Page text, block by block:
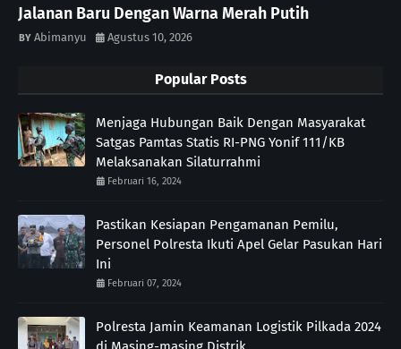
Jalanan Baru Dengan Warna Merah Putih
Abimanyu Agustus 10, 2026
Popular Posts
Menjaga Hubungan Baik Dengan Masyarakat
Satgas Pamtas Statis RI-PNG Yonif 111/KB
Melaksanakan Silaturrahmi
Februari 16, 2024
Pastikan Kesiapan Pengamanan Pemilu,
Personel Polresta Ikuti Apel Gelar Pasukan Hari
Ini
Februari 07, 2024
Polresta Jamin Keamanan Logistik Pilkada 2024